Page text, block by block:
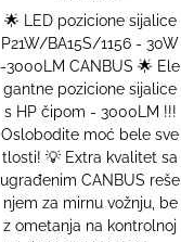
🌟 LED pozicione sijalice
P21W/BA15S/1156 - 30W
-3000LM CANBUS 🌟 Ele
gantne pozicione sijalice
s HP čipom - 3000LM !!!
Oslobodite moć bele sve
tlosti! 💡 Extra kvalitet sa
ugrađenim CANBUS reše
njem za mirnu vožnju, be
z ometanja na kontrolnoj